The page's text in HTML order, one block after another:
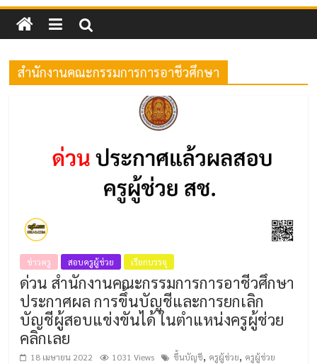
สำนักงานคณะกรรมการการอาชีวศึกษา
ข่าวครู สอบครูผู้ช่วย เรียกบรรจุ
ด่วน สำนักงานคณะกรรมการการอาชีวศึกษา
ประกาศผล การขึ้นบัญชีและการยกเลิก
บัญชีผู้สอบแข่งขันได้ ในตำแหน่งครูผู้ช่วย
คลิกเลย
18 เมษายน 2022 1031 Views ขึ้นบัญชี, ครูผู้ช่วย, ครูผู้ช่วย